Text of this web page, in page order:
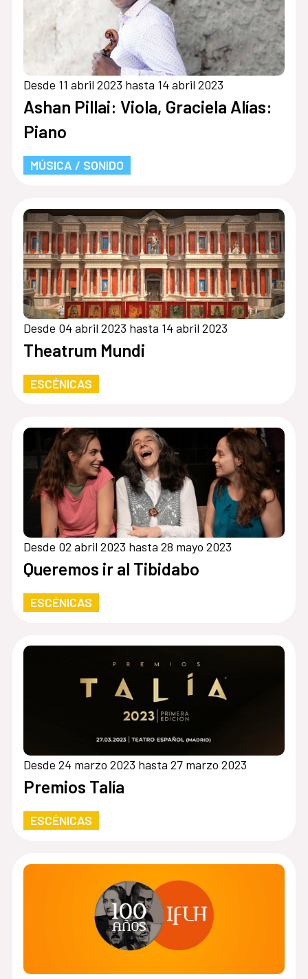
Desde 11 abril 2023 hasta 14 abril 2023
Ashan Pillai: Viola, Graciela Alías:
Piano
MÚSICA / SONIDO
Desde 04 abril 2023 hasta 14 abril 2023
Theatrum Mundi
ESCÉNICAS
Desde 02 abril 2023 hasta 28 mayo 2023
Queremos ir al Tibidabo
ESCÉNICAS
Desde 24 marzo 2023 hasta 27 marzo 2023
Premios Talía
ESCÉNICAS